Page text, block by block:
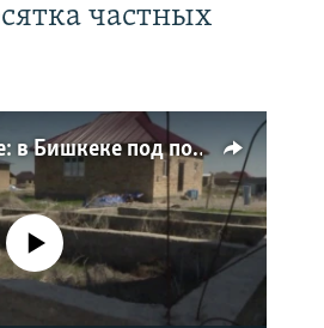
частных
Погром в темноте: в Бишкеке под покровом ночи неизвестные на тракторе снесли три десятка частных домов
currently available